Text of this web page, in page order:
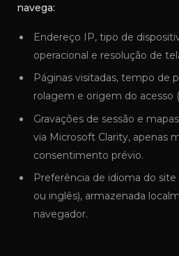
navega:
Endereço IP, tipo de
operacional e resolução de
Páginas visitadas, tempo de
rolagem e origem do acesso
Gravações de sessão e
via Microsoft Clarity, apenas
consentimento prévio.
Preferência de idioma do
ou inglês), armazenada
navegador.